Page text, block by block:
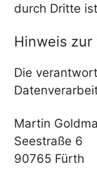
durch Dritte
Hinweis
Die
Martin
Seestraße 6
90765 Fürth